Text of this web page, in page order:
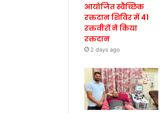
आयोजित स्वैच्छिक
रक्तदान शिविर में 41
रक्तवीरों ने किया
रक्तदान
2 days ago